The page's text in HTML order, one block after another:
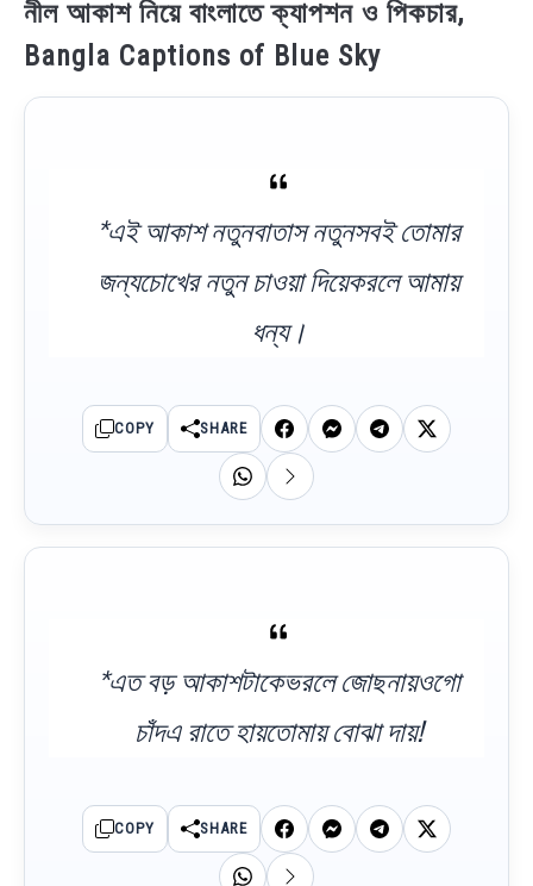
নীল আকাশ নিয়ে বাংলাতে ক্যাপশন ও পিকচার,
Bangla Captions of Blue Sky
*এই আকাশ নতুনবাতাস নতুনসবই তোমার
জন্যচোখের নতুন চাওয়া দিয়েকরলে আমায়
ধন্য।
COPY SHARE
*এত বড় আকাশটাকেভরলে জোছনায়ওগো
চাঁদএ রাতে হায়তোমায় বোঝা দায়!
COPY SHARE